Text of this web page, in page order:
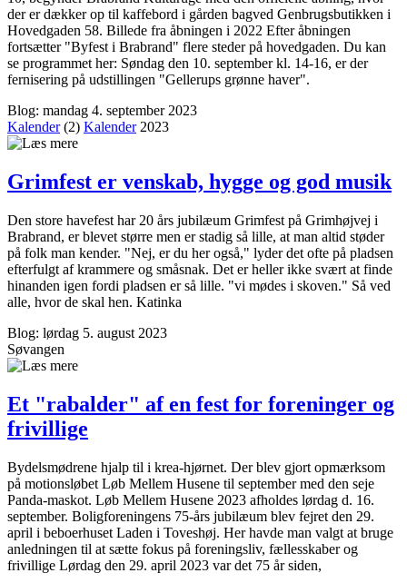
der er dækker op til kaffebord i gården bagved Genbrugsbutikken i
Hovedgaden 58. Billede fra åbningen i 2022 Efter åbningen
fortsætter "Byfest i Brabrand" flere steder på hovedgaden. Du kan
se programmet her: Søndag den 10. september kl. 14-16, er der
fernisering på udstillingen "Gellerups grønne haver".
Blog: mandag 4. september 2023
Kalender (2) Kalender2023
Grimfest er venskab, hygge og god musik
Den store havefest har 20 års jubilæum Grimfest på Grimhøjvej i
Brabrand, er blevet større men er stadig så lille, at man altid støder
på folk man kender. "Nej, er du her også," lyder det ofte på pladsen
efterfulgt af krammere og småsnak. Det er heller ikke svært at finde
hinanden igen fordi pladsen er så lille. "vi mødes i skoven." Så ved
alle, hvor de skal hen. Katinka
Blog: lørdag 5. august 2023
Søvangen
Et "rabalder" af en fest for foreninger og
frivillige
Bydelsmødrene hjalp til i krea-hjørnet. Der blev gjort opmærksom
på motionsløbet Løb Mellem Husene til september med den seje
Panda-maskot. Løb Mellem Husene 2023 afholdes lørdag d. 16.
september. Boligforeningens 75-års jubilæum blev fejret den 29.
april i beboerhuset Laden i Toveshøj. Her havde man valgt at bruge
anledningen til at sætte fokus på foreningsliv, fællesskaber og
frivillige Lørdag den 29. april 2023 var det 75 år siden,